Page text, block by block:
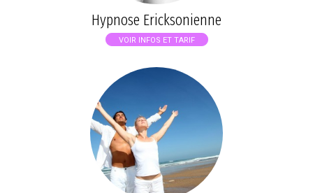
Hypnose Ericksonienne
VOIR INFOS ET TARIF